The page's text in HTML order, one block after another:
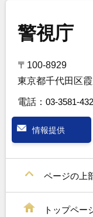
警視庁
〒100-8929
東京都千代田区
電話： 03-3581-
情報提供
ページの上
トップペー